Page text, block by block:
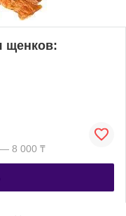
щенков:
— 8 000 ₸